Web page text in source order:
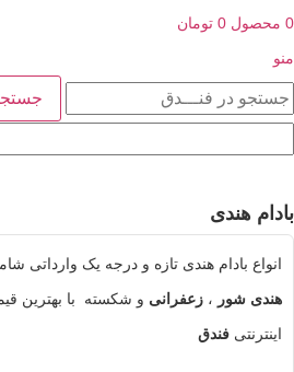
0 تومان
جستجو
بادام هندی تازه و درجه یک وارداتی شامل:
شور، زعفرانیو شکسته با بهترین قیمت و
فندق